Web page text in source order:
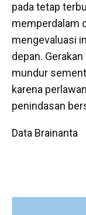
pada tetap
memperdalam
mengevaluasi
depan.
mundur
karena
penindasan
Data Brainanta